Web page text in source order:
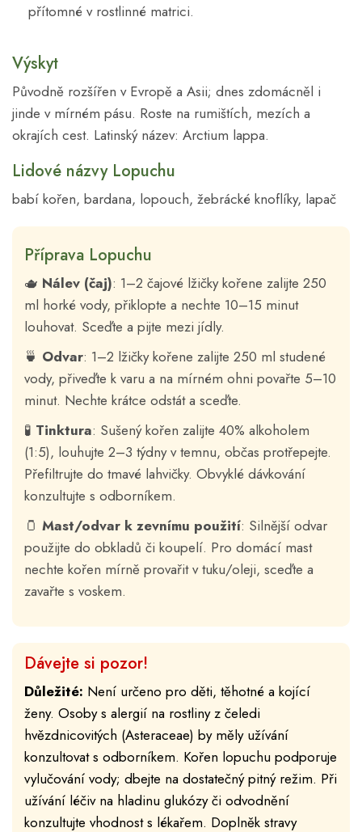
přítomné v rostlinné matrici.
Výskyt
Původně rozšířen v Evropě a Asii; dnes zdomácněl i
jinde v mírném pásu. Roste na rumištích, mezích a
okrajích cest. Latinský název: Arctium lappa.
Lidové názvy Lopuchu
babí kořen, bardana, lopouch, žebrácké knoflíky, lapač
Příprava Lopuchu
🫖 Nálev (čaj): 1–2 čajové lžičky kořene zalijte 250
ml horké vody, přiklopte a nechte 10–15 minut
louhovat. Sceďte a pijte mezi jídly.
🍵 Odvar: 1–2 lžičky kořene zalijte 250 ml studené
vody, přiveďte k varu a na mírném ohni povařte 5–10
minut. Nechte krátce odstát a sceďte.
🧪 Tinktura: Sušený kořen zalijte 40% alkoholem
(1:5), louhujte 2–3 týdny v temnu, občas protřepejte.
Přefiltrujte do tmavé lahvičky. Obvyklé dávkování
konzultujte s odborníkem.
🫙 Mast/odvar k zevnímu použití: Silnější odvar
použijte do obkladů či koupelí. Pro domácí mast
nechte kořen mírně provařit v tuku/oleji, sceďte a
zavařte s voskem.
Dávejte si pozor!
Důležité: Není určeno pro děti, těhotné a kojící
ženy. Osoby s alergií na rostliny z čeledi
hvězdnicovitých (Asteraceae) by měly užívání
konzultovat s odborníkem. Kořen lopuchu podporuje
vylučování vody; dbejte na dostatečný pitný režim. Při
užívání léčiv na hladinu glukózy či odvodnění
konzultujte vhodnost s lékařem. Doplněk stravy